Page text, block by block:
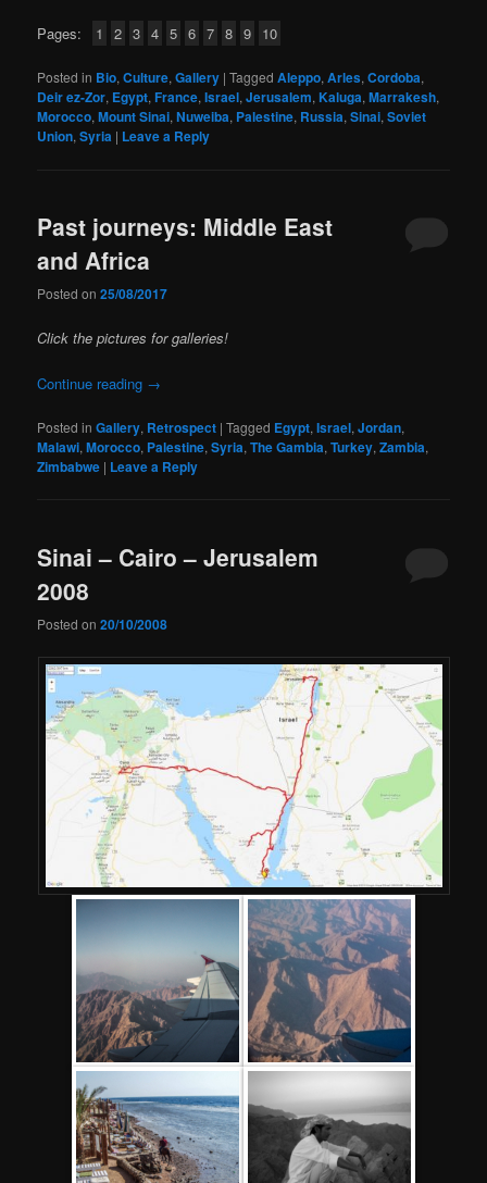
Pages: 1 2 3 4 5 6 7 8 9 10
Posted in Bio,Culture,Gallery |Tagged Aleppo,Arles,Cordoba,
Deir ez-Zor, Egypt,France,Israel,Jerusalem,Kaluga,Marrakesh,
Morocco,Mount Sinai,Nuweiba, Palestine, Russia,Sinai,Soviet
Union,Syria | Leave a Reply
Past journeys: Middle East
and Africa
Posted on25/08/2017
Click the pictures for galleries!
Continue reading →
Posted in Gallery, Retrospect |Tagged Egypt,Israel,Jordan,
Malawi,Morocco, Palestine,Syria,The Gambia,Turkey,Zambia,
Zimbabwe | Leave a Reply
Sinai – Cairo – Jerusalem
2008
Posted on20/10/2008